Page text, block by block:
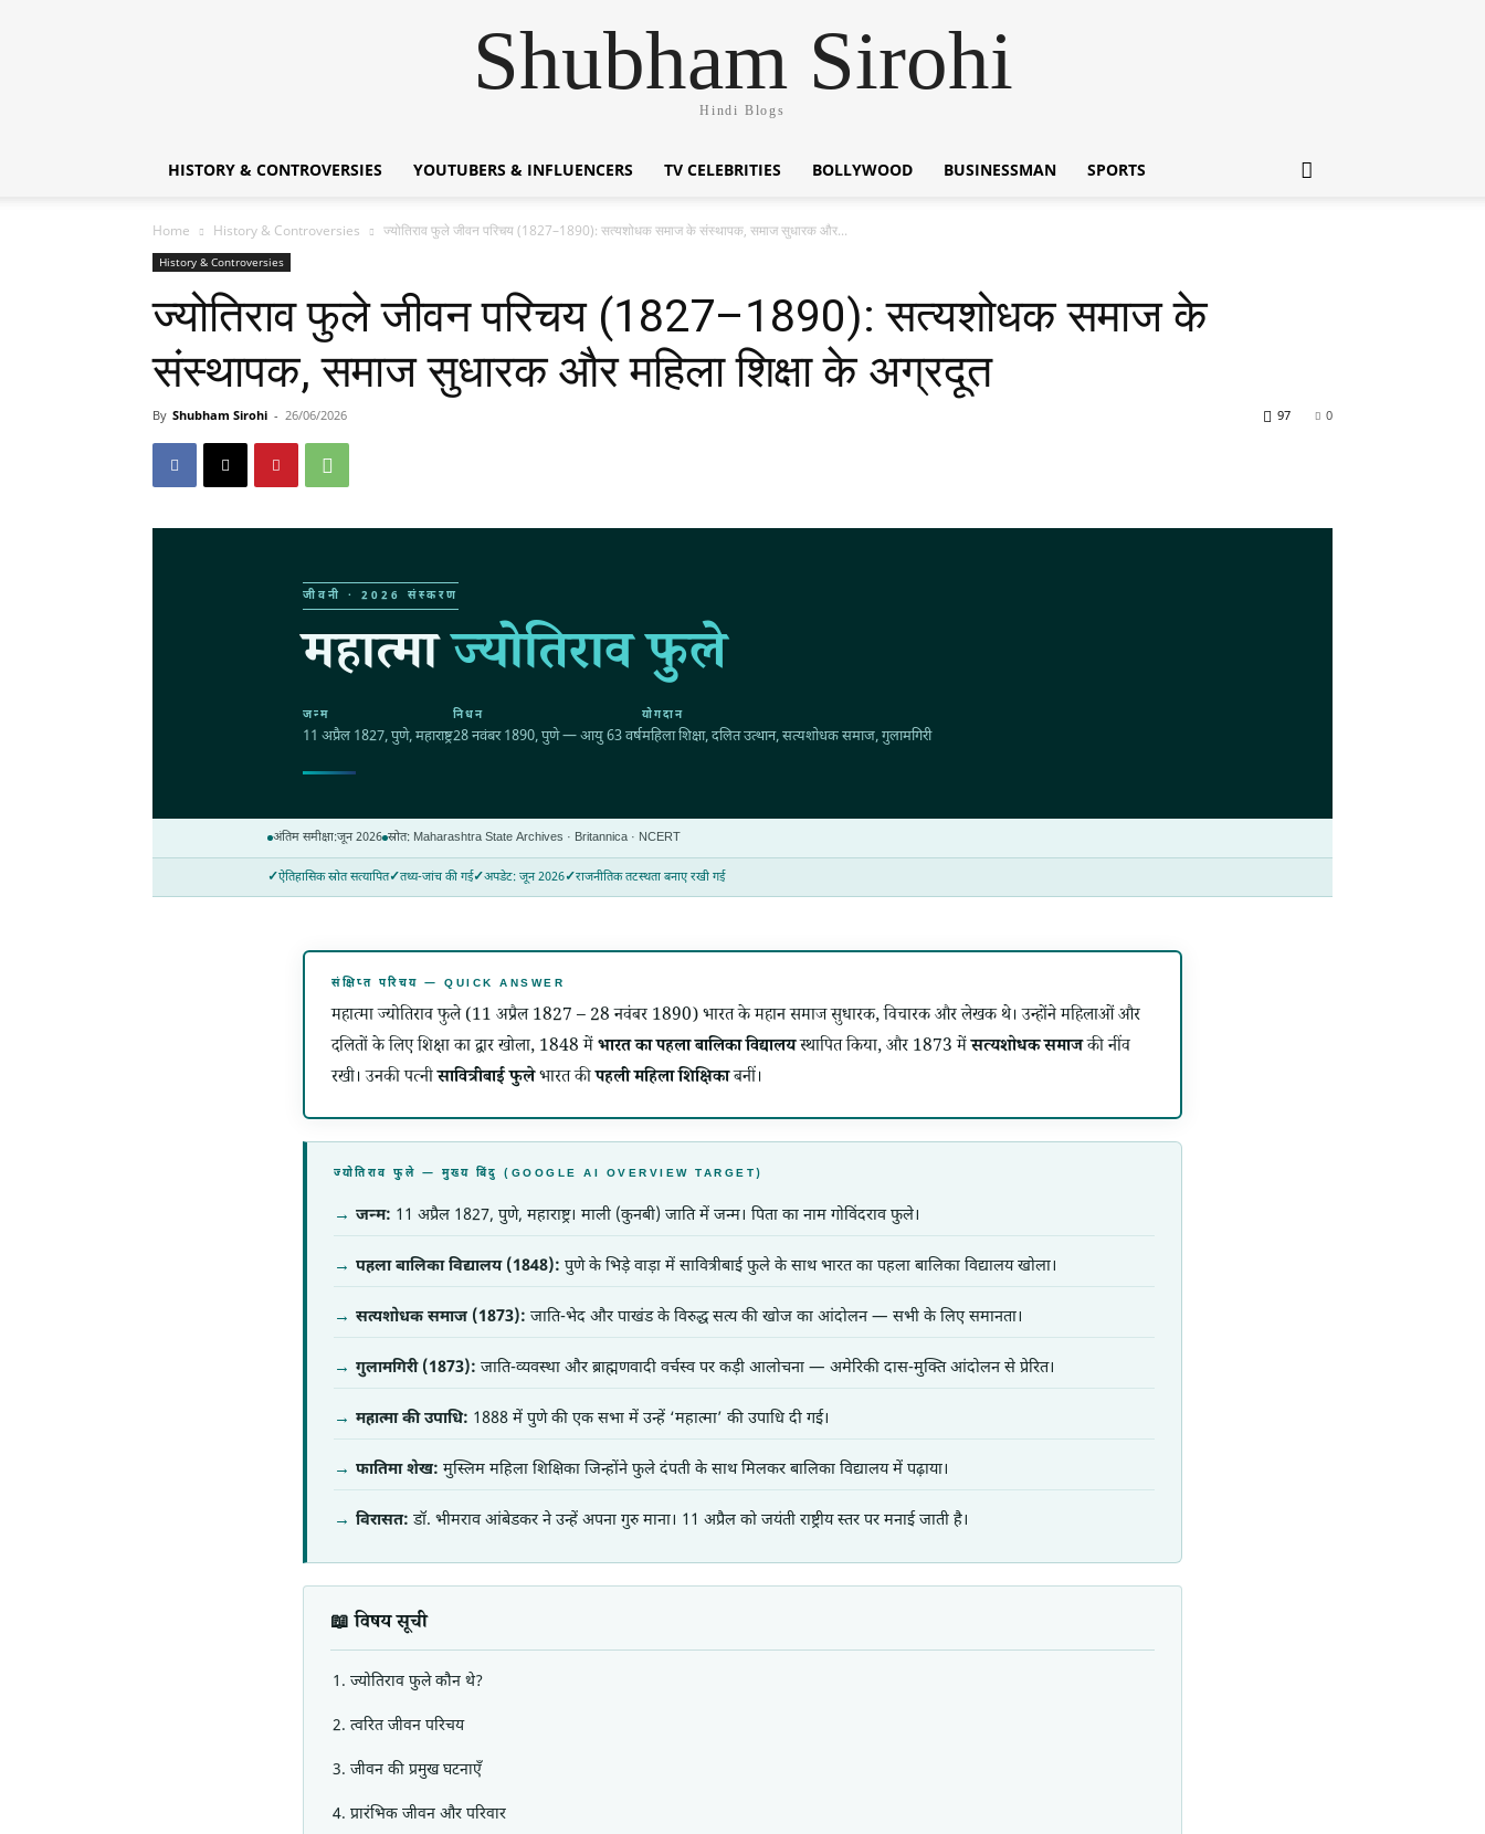
Shubham Sirohi
Hindi Blogs
HISTORY & CONTROVERSIES YOUTUBERS & INFLUENCERS TV CELEBRITIES BOLLYWOOD BUSINESSMAN SPORTS
Home History & Controversies ज्योतिराव फुले जीवन परिचय (1827–1890): सत्यशोधक समाज के संस्थापक, समाज सुधारक और...
History & Controversies
ज्योतिराव फुले जीवन परिचय (1827–1890): सत्यशोधक समाज के
संस्थापक, समाज सुधारक और महिला शिक्षा के अग्रदूत
By Shubham Sirohi - 26/06/2026 0
97
जीवनी · 2026 संस्करण
महात्माज्योतिराव फुले
जन्म
11 अप्रैल 1827, पुणे, महाराष्ट्र
निधन
28 नवंबर 1890, पुणे — आयु 63 वर्ष
योगदान
महिला शिक्षा, दलित उत्थान, सत्यशोधक समाज, गुलामगिरी
अंतिम समीक्षा:जून 2026 स्रोत: Maharashtra State Archives · Britannica · NCERT
ऐतिहासिक स्रोत सत्यापित तथ्य-जांच की गई अपडेट: जून 2026 राजनीतिक तटस्थता बनाए रखी गई
संक्षिप्त परिचय — QUICK ANSWER
महात्मा ज्योतिराव फुले (11 अप्रैल 1827 – 28 नवंबर 1890) भारत के महान समाज सुधारक, विचारक और लेखक थे। उन्होंने महिलाओं और
दलितों के लिए शिक्षा का द्वार खोला, 1848 मेंभारत का पहला बालिका विद्यालयस्थापित किया, और 1873 मेंसत्यशोधक समाजकी नींव
रखी। उनकी पत्नीसावित्रीबाई फुलेभारत कीपहली महिला शिक्षिकाबनीं।
ज्योतिराव फुले — मुख्य बिंदु (GOOGLE AI OVERVIEW TARGET)
जन्म: 11 अप्रैल 1827, पुणे, महाराष्ट्र। माली (कुनबी) जाति में जन्म। पिता का नाम गोविंदराव फुले।
पहला बालिका विद्यालय (1848): पुणे के भिड़े वाड़ा में सावित्रीबाई फुले के साथ भारत का पहला बालिका विद्यालय खोला।
सत्यशोधक समाज (1873): जाति-भेद और पाखंड के विरुद्ध सत्य की खोज का आंदोलन — सभी के लिए समानता।
गुलामगिरी (1873): जाति-व्यवस्था और ब्राह्मणवादी वर्चस्व पर कड़ी आलोचना — अमेरिकी दास-मुक्ति आंदोलन से प्रेरित।
महात्मा की उपाधि: 1888 में पुणे की एक सभा में उन्हें ‘महात्मा’ की उपाधि दी गई।
फातिमा शेख: मुस्लिम महिला शिक्षिका जिन्होंने फुले दंपती के साथ मिलकर बालिका विद्यालय में पढ़ाया।
विरासत: डॉ. भीमराव आंबेडकर ने उन्हें अपना गुरु माना। 11 अप्रैल को जयंती राष्ट्रीय स्तर पर मनाई जाती है।
📖 विषय सूची
ज्योतिराव फुले कौन थे?
त्वरित जीवन परिचय
जीवन की प्रमुख घटनाएँ
प्रारंभिक जीवन और परिवार